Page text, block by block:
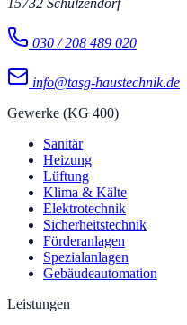
030 / 208 489 020
info@tasg-haustechnik.de
Gewerke (KG 400)
Sanitär
Heizung
Lüftung
Klima & Kälte
Elektrotechnik
Sicherheitstechnik
Förderanlagen
Spezialanlagen
Gebäudeautomation
Leistungen